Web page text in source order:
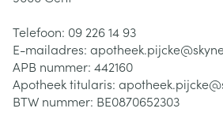
Telefoon: 09 226 14 93
E-mailadres: apotheek.pijcke@
APB nummer: 442160
Apotheek titularis:
BTW nummer: BE0870652303